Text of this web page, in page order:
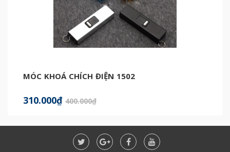
MÓC KHOÁ CHÍCH ĐIỆN 1502
310.000₫ 400.000₫